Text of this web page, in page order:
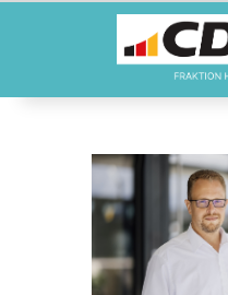
MOIN!
KONTAKT
PRESSE